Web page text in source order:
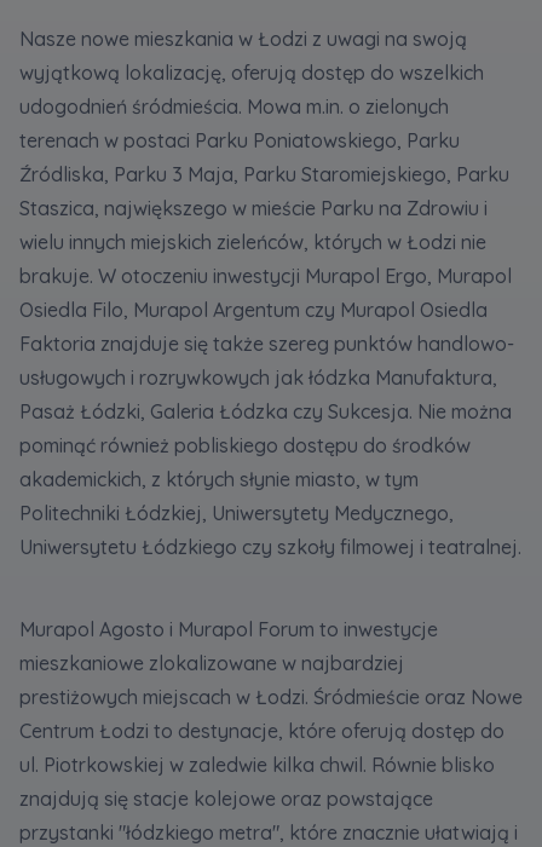
Nasze nowe mieszkania w Łodzi z uwagi na swoją
wyjątkową lokalizację, oferują dostęp do wszelkich
udogodnień śródmieścia. Mowa m.in. o zielonych
terenach w postaci Parku Poniatowskiego, Parku
Źródliska, Parku 3 Maja, Parku Staromiejskiego, Parku
Staszica, największego w mieście Parku na Zdrowiu i
wielu innych miejskich zieleńców, których w Łodzi nie
brakuje. W otoczeniu inwestycji Murapol Ergo, Murapol
Osiedla Filo, Murapol Argentum czy Murapol Osiedla
Faktoria znajduje się także szereg punktów handlowo-
usługowych i rozrywkowych jak łódzka Manufaktura,
Pasaż Łódzki, Galeria Łódzka czy Sukcesja. Nie można
pominąć również pobliskiego dostępu do środków
akademickich, z których słynie miasto, w tym
Politechniki Łódzkiej, Uniwersytety Medycznego,
Uniwersytetu Łódzkiego czy szkoły filmowej i teatralnej.
Murapol Agosto i Murapol Forum to inwestycje
mieszkaniowe zlokalizowane w najbardziej
prestiżowych miejscach w Łodzi. Śródmieście oraz Nowe
Centrum Łodzi to destynacje, które oferują dostęp do
ul. Piotrkowskiej w zaledwie kilka chwil. Równie blisko
znajdują się stacje kolejowe oraz powstające
przystanki "łódzkiego metra", które znacznie ułatwiają i